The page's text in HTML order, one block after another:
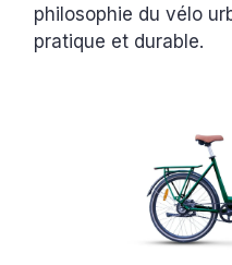
philosophie du vélo
pratique et durable.